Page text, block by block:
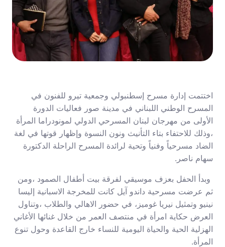
اختتمت إدارة مسرح إسطنبولي وجمعية تيرو للفنون في
المسرح الوطني اللبناني في مدينة صور فعاليات الدورة
الأولى من مهرجان لبنان المسرحي الدولي لمونودراما المرأة
،وذلك للاحتفاء بتاء التأنيث ونون النسوة وإظهار قوتها في لغة
الضاد مسرحياً وفنياً وتحية لرائدة المسرح الراحلة الدكتورة
سهام ناصر.
وبدأ الحفل بعزف موسيقي لفرقة بيت أطفال الصمود ،ومن
ثم عرضت مسرحية داندو آيل كانت للمخرجة الاسبانية إليسا
نينيو وتمثيل نيريا غوميز، في حضور الاهالي والطلاب ،وتناول
العرض حكاية امرأة في منتصف العمر من خلال غنائها الأغاني
الهزلية الحية والحياة اليومية للنساء خارج القاعدة وحول تنوع
المرأة.